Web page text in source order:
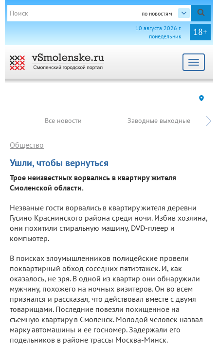
по новостям
18+
10 августа 2026 г.
понедельник
Toggle
Все новости Заводные выходные
Ушли, чтобы вернуться
Общество
Трое неизвестных ворвались в квартиру жителя
Смоленской области.
Незваные гости ворвались в квартиру жителя деревни
Гусино Краснинского района среди ночи. Избив хозяина,
они похитили стиральную машину, DVD-плеер и
компьютер.
В поисках злоумышленников полицейские провели
поквартирный обход соседних пятиэтажек. И, как
оказалось, не зря. В одной из квартир они обнаружили
мужчину, похожего на ночных визитеров. Он во всем
признался и рассказал, что действовал вместе с двумя
товарищами. Последние повезли похищенное на
съемную квартиру в Смоленск. Молодой человек назвал
марку автомашины и ее госномер. Задержали его
подельников в районе трассы Москва-Минск.